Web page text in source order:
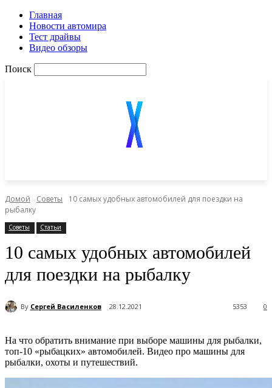
Главная
Новости автомира
Тест драйвы
Видео обзоры
Поиск
Домой Советы
10 самых удобных автомобилей для поездки на
рыбалку
Советы Статьи
10 самых удобных автомобилей
для поездки на рыбалку
By Сергей Василенков 28.12.2021 0
5353
На что обратить внимание при выборе машины для рыбалки,
топ-10 «рыбацких» автомобилей. Видео про машины для
рыбалки, охоты и путешествий.